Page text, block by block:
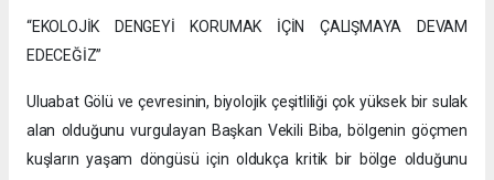
“EKOLOJİK DENGEYİ KORUMAK İÇİN ÇALIŞMAYA DEVAM
EDECEĞİZ”
Uluabat Gölü ve çevresinin, biyolojik çeşitliliği çok yüksek bir sulak
alan olduğunu vurgulayan Başkan Vekili Biba, bölgenin göçmen
kuşların yaşam döngüsü için oldukça kritik bir bölge olduğunu